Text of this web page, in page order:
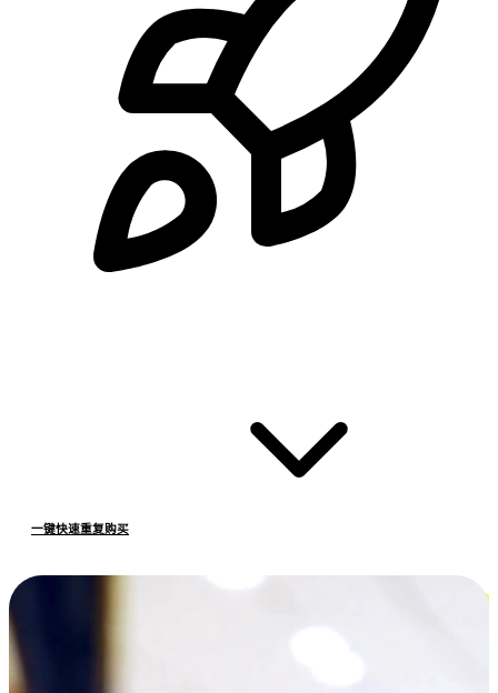
一键快速重复购买